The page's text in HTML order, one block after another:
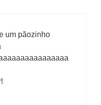
um pãozinho